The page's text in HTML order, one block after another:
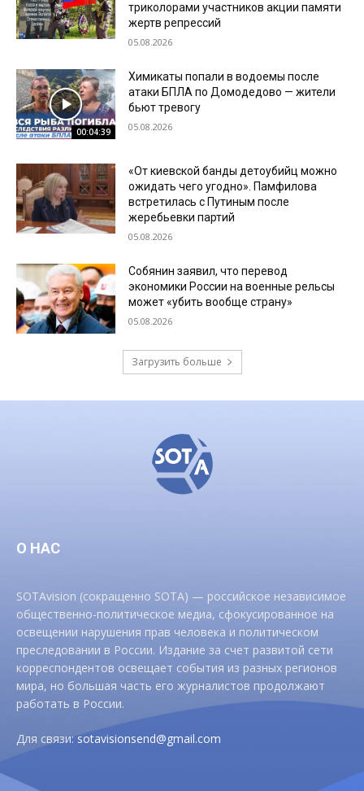
триколорами участников акции памяти
жертв репрессий
05.08.2026
00:04:39
Химикаты попали в водоемы после
атаки БПЛА по Домодедово — жители
бьют тревогу
05.08.2026
«От киевской банды детоубийц можно
ожидать чего угодно». Памфилова
встретилась с Путиным после
жеребьевки партий
05.08.2026
Собянин заявил, что перевод
экономики России на военные рельсы
может «убить вообще страну»
05.08.2026
Загрузить больше
О НАС
SOTAvision (сокращенно SOTA) — российское независимое
общественно-политическое медиа, сфокусированное на
освещении нарушения прав человека и политическом
преследовании в России. Издание за счет развитой сети
корреспондентов освещает события из разных регионов
мира, но большая часть его журналистов продолжают
работать в России.
Для связи:sotavisionsend@gmail.com